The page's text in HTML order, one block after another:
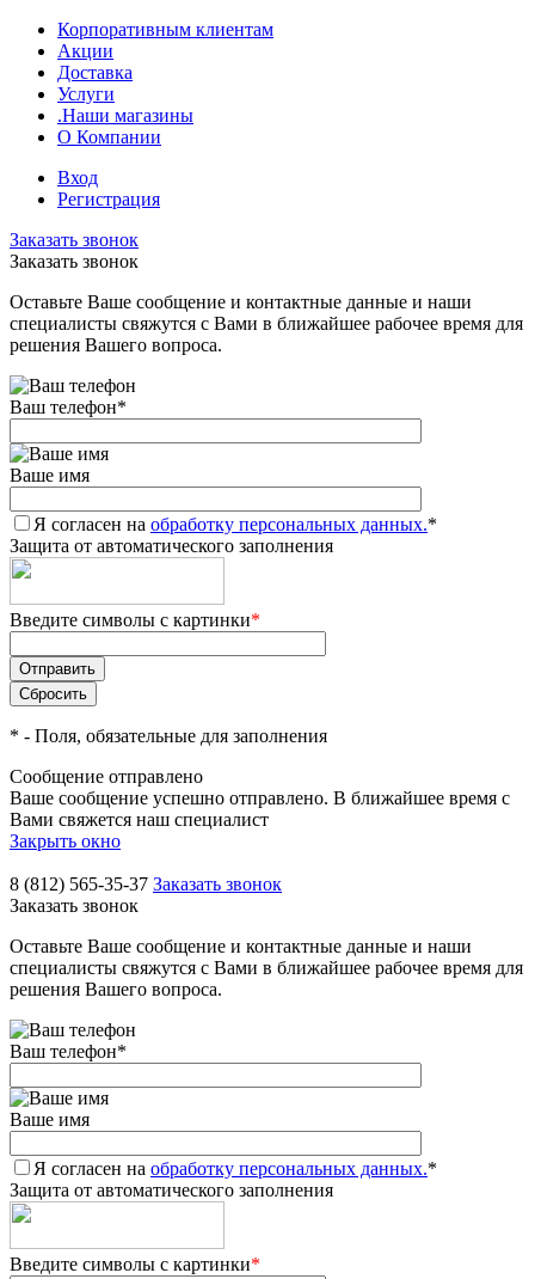
Корпоративным клиентам
Акции
Доставка
Услуги
.Наши магазины
О Компании
Вход
Регистрация
Заказать звонок
Заказать звонок
Оставьте Ваше сообщение и контактные данные и наши
специалисты свяжутся с Вами в ближайшее рабочее время для
решения Вашего вопроса.
Ваш телефон*
Ваше имя
Я согласен на обработку персональных данных.*
Защита от автоматического заполнения
Введите символы с картинки*
* - Поля, обязательные для заполнения
Сообщение отправлено
Ваше сообщение успешно отправлено. В ближайшее время с
Вами свяжется наш специалист
Закрыть окно
8 (812) 565-35-37 Заказать звонок
Заказать звонок
Оставьте Ваше сообщение и контактные данные и наши
специалисты свяжутся с Вами в ближайшее рабочее время для
решения Вашего вопроса.
Ваш телефон*
Ваше имя
Я согласен на обработку персональных данных.*
Защита от автоматического заполнения
Введите символы с картинки*